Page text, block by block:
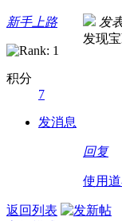
新手上路
积分
7
发消息
发
发现
回复
使用
返回列表